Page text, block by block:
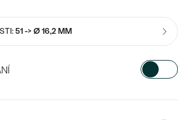
prsteny
DIAMANTY
51 -> Ø 16,2 MM